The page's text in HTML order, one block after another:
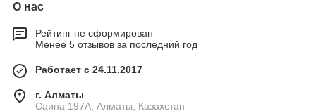
О нас
Рейтинг не сформирован
Менее 5 отзывов за последний год
Работает с 24.11.2017
г. Алматы
Саина 197А, Алматы, Казахстан